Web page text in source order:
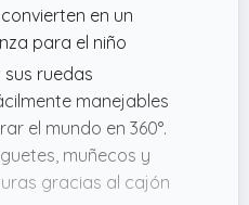
en un
para el niño
sus ruedas
manejables
el mundo en 360°.
muñecos y
gracias al cajón